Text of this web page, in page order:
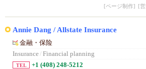
[ページ制作] [
Annie Dang / Allstate Insurance
金融・保险
Insurance/ Financial planning
TEL +1 (408) 248-5212